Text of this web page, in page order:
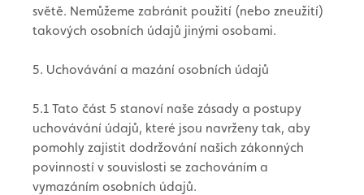
světě. Nemůžeme zabránit použití (nebo zneužití)
takových osobních údajů jinými osobami.
5. Uchovávání a mazání osobních údajů
5.1 Tato část 5 stanoví naše zásady a postupy
uchovávání údajů, které jsou navrženy tak, aby
pomohly zajistit dodržování našich zákonných
povinností v souvislosti se zachováním a
vymazáním osobních údajů.